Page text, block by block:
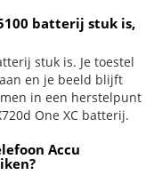
batterij stuk is,
stuk is. Je toestel
en je beeld blijft
in een herstelpunt
One XC batterij.
Accu